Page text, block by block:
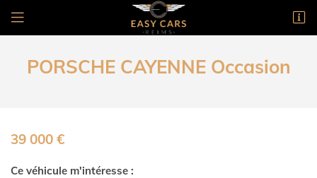
03 26 24 36 05
PORSCHE CAYENNE Occasion
39 000 €
Ce véhicule m'intéresse :